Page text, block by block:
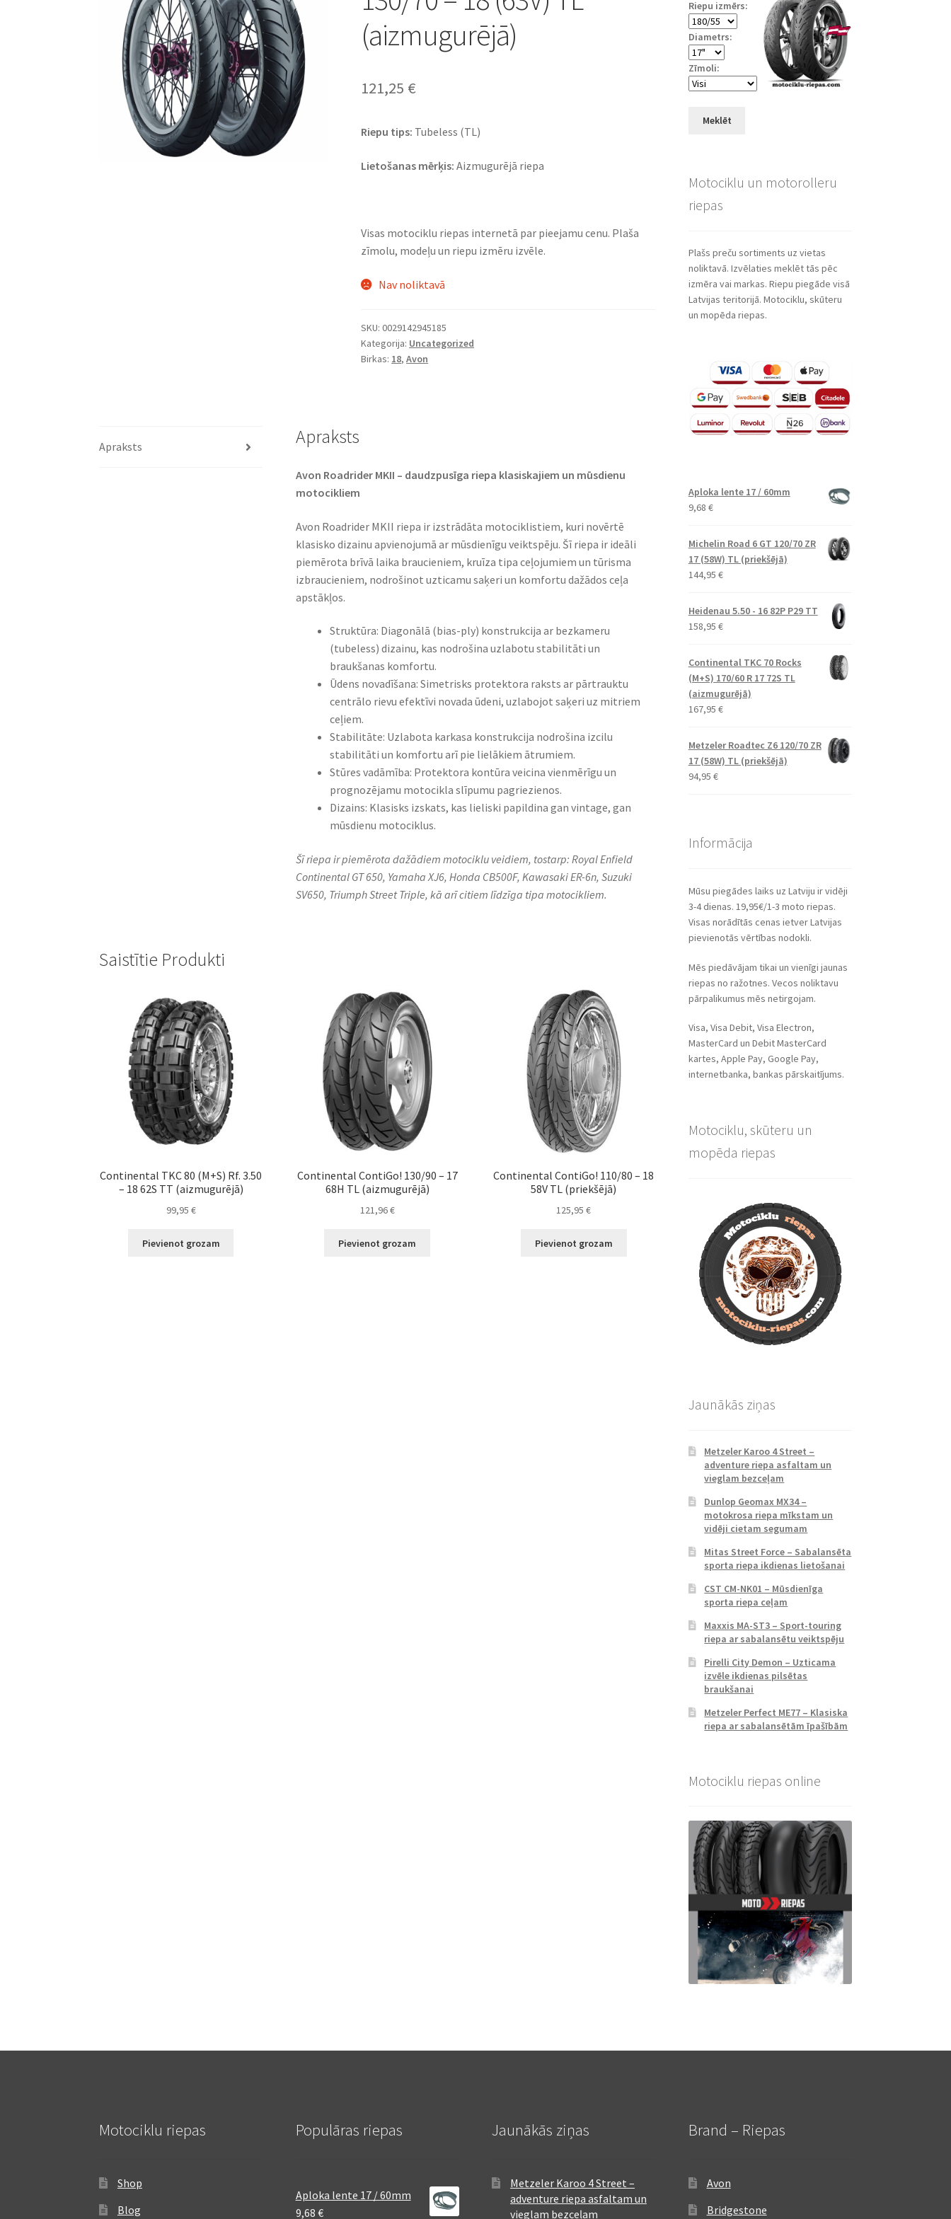
(aizmugurējā)
121,25 €
Riepu tips: Tubeless (TL)
Lietošanas mērķis: Aizmugurējā riepa
Visas motociklu riepas internetā par pieejamu cenu. Plaša
zīmolu, modeļu un riepu izmēru izvēle.
Nav noliktavā
SKU:0029142945185
Kategorija: Uncategorized
Birkas: 18,Avon
Apraksts Apraksts
Avon Roadrider MKII – daudzpusīga riepa klasiskajiem un mūsdienu
motocikliem​
Avon Roadrider MKII riepa ir izstrādāta motociklistiem, kuri novērtē
klasisko dizainu apvienojumā ar mūsdienīgu veiktspēju. Šī riepa ir ideāli
piemērota brīvā laika braucieniem, kruīza tipa ceļojumiem un tūrisma
izbraucieniem, nodrošinot uzticamu saķeri un komfortu dažādos ceļa
apstākļos.​
Struktūra: Diagonālā (bias-ply) konstrukcija ar bezkameru
(tubeless) dizainu, kas nodrošina uzlabotu stabilitāti un
braukšanas komfortu.​
Ūdens novadīšana: Simetrisks protektora raksts ar pārtrauktu
centrālo rievu efektīvi novada ūdeni, uzlabojot saķeri uz mitriem
ceļiem.​
Stabilitāte: Uzlabota karkasa konstrukcija nodrošina izcilu
stabilitāti un komfortu arī pie lielākiem ātrumiem.​
Stūres vadāmība: Protektora kontūra veicina vienmērīgu un
prognozējamu motocikla slīpumu pagriezienos.​
Dizains: Klasisks izskats, kas lieliski papildina gan vintage, gan
mūsdienu motociklus.​
Šī riepa ir piemērota dažādiem motociklu veidiem, tostarp: Royal Enfield
Continental GT 650, Yamaha XJ6, Honda CB500F, Kawasaki ER-6n, Suzuki
SV650, Triumph Street Triple, kā arī citiem līdzīga tipa motocikliem.
Saistītie Produkti
Continental TKC 80 (M+S) Rf. 3.50
– 18 62S TT (aizmugurējā)
99,95 €
Pievienot grozam
Continental ContiGo! 130/90 – 17
68H TL (aizmugurējā)
121,96€
Pievienot grozam
Continental ContiGo! 110/80 – 18
58V TL (priekšējā)
125,95€
Pievienot grozam
Riepu izmērs:
Diametrs:
Zīmoli:
Meklēt
Motociklu un motorolleru
riepas
Plašs preču sortiments uz vietas
noliktavā. Izvēlaties meklēt tās pēc
izmēra vai markas. Riepu piegāde visā
Latvijas teritorijā. Motociklu, skūteru
un mopēda riepas.
Aploka lente 17 / 60mm
9,68 €
Michelin Road 6 GT 120/70 ZR
17 (58W) TL (priekšējā)
144,95 €
Heidenau 5.50 - 16 82P P29 TT
158,95 €
Continental TKC 70 Rocks
(M+S) 170/60 R 17 72S TL
(aizmugurējā)
167,95 €
Metzeler Roadtec Z6 120/70 ZR
17 (58W) TL (priekšējā)
94,95 €
Informācija
Mūsu piegādes laiks uz Latviju ir vidēji
3-4 dienas. 19,95€/1-3 moto riepas.
Visas norādītās cenas ietver Latvijas
pievienotās vērtības nodokli.
Mēs piedāvājam tikai un vienīgi jaunas
riepas no ražotnes. Vecos noliktavu
pārpalikumus mēs netirgojam.
Visa, Visa Debit, Visa Electron,
MasterCard un Debit MasterCard
kartes, Apple Pay, Google Pay,
internetbanka, bankas pārskaitījums.
Motociklu, skūteru un
mopēda riepas
Jaunākās ziņas
Metzeler Karoo 4 Street –
adventure riepa asfaltam un
vieglam bezceļam
Dunlop Geomax MX34 –
motokrosa riepa mīkstam un
vidēji cietam segumam
Mitas Street Force – Sabalansēta
sporta riepa ikdienas lietošanai
CST CM-NK01 – Mūsdienīga
sporta riepa ceļam
Maxxis MA-ST3 – Sport-touring
riepa ar sabalansētu veiktspēju
Pirelli City Demon – Uzticama
izvēle ikdienas pilsētas
braukšanai
Metzeler Perfect ME77 – Klasiska
riepa ar sabalansētām īpašībām
Motociklu riepas online
Motociklu riepas
Shop
Blog
Populāras riepas
Aploka lente 17 / 60mm
9,68 €
Jaunākās ziņas
Metzeler Karoo 4 Street –
adventure riepa asfaltam un
vieglam bezceļam
Brand – Riepas
Avon
Bridgestone